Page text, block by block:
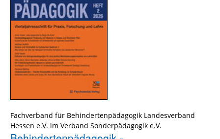
Fachverband für Behindertenpädagogik Landesverband
Hessen e.V. im Verband Sonderpädagogik e.V.